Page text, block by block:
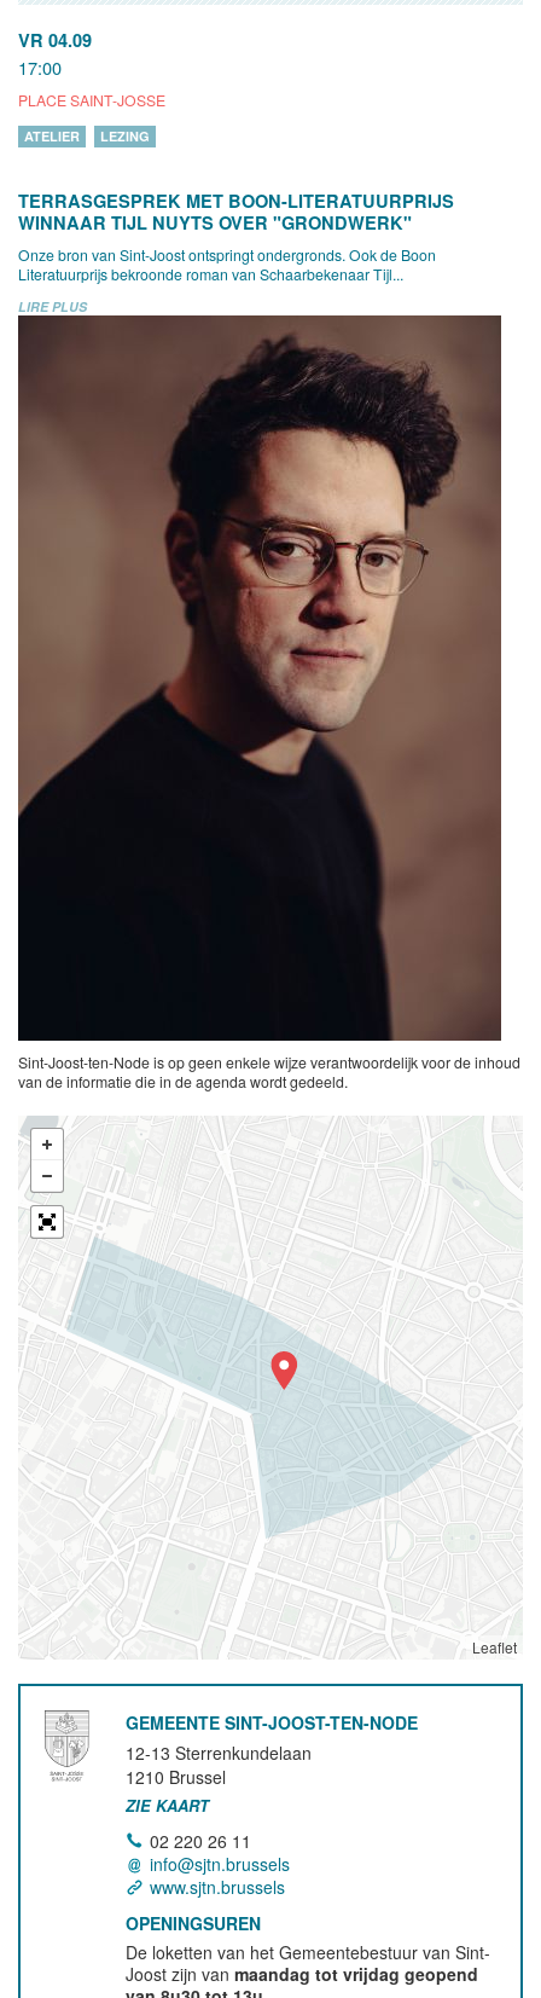
VR 04.09
17:00
PLACE SAINT-JOSSE
ATELIER LEZING
TERRASGESPREK MET BOON-LITERATUURPRIJS
WINNAAR TIJL NUYTS OVER "GRONDWERK"
Onze bron van Sint-Joost ontspringt ondergronds. Ook de Boon
Literatuurprijs bekroonde roman van Schaarbekenaar Tijl...
LIRE PLUS
Sint-Joost-ten-Node is op geen enkele wijze verantwoordelijk voor de inhoud
van de informatie die in de agenda wordt gedeeld.
Leaflet
GEMEENTE SINT-JOOST-TEN-NODE
12-13 Sterrenkundelaan
1210 Brussel
ZIE KAART
02 220 26 11
info@sjtn.brussels
www.sjtn.brussels
OPENINGSUREN
De loketten van het Gemeentebestuur van Sint-
Joost zijn vanmaandag tot vrijdag geopend